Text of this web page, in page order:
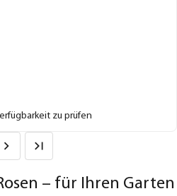
zu prüfen
– für Ihren Garten